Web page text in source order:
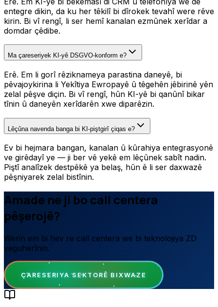
entegre dikin, da ku her têkilî bi dîrokek tevahî were rêve
kirin. Bi vî rengî, li ser hemî kanalan ezmûnek xerîdar a
domdar çêdibe.
Ma çareseriyek KI-yê DSGVO-konform e?
Erê. Em li gorî rêziknameya parastina daneyê, bi
pêvajoykirina li Yekîtiya Ewropayê û têgehên jêbirinê yên
zelal pêşve diçin. Bi vî rengî, hûn KI-yê bi qanûnî bikar
tînin û daneyên xerîdarên xwe diparêzin.
Lêçûna navenda banga bi KI-piştgirî çiqas e?
Ev bi hejmara bangan, kanalan û kûrahiya entegrasyonê
ve girêdayî ye — ji ber vê yekê em lêçûnek sabît nadin.
Piştî analîzek destpêkê ya belaş, hûn ê li ser daxwazê
pêşniyarek zelal bistînin.
Amade ne ji bo call centera
pêşerojê?
Werin em bi hev re call centera we bi teknolojiya ZD
veguherînin.
ÇARESERIYA SEKTORÊ BIXWAZE